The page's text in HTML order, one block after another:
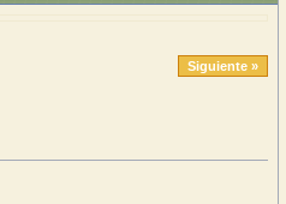
Siguiente »